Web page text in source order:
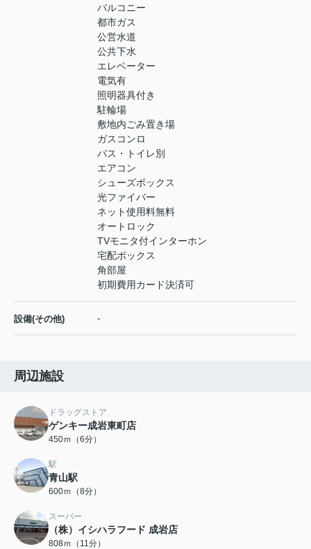
バルコニー
都市ガス
公営水道
公共下水
エレベーター
電気有
照明器具付き
駐輪場
敷地内ごみ置き場
ガスコンロ
バス・トイレ別
エアコン
シューズボックス
光ファイバー
ネット使用料無料
オートロック
TVモニタ付インターホン
宅配ボックス
角部屋
初期費用カード決済可
設備(その他) -
周辺施設
ドラッグストア
ゲンキー成岩東町店
450ｍ（6分）
駅
青山駅
600ｍ（8分）
スーパー
（株）イシハラフード 成岩店
808ｍ（11分）